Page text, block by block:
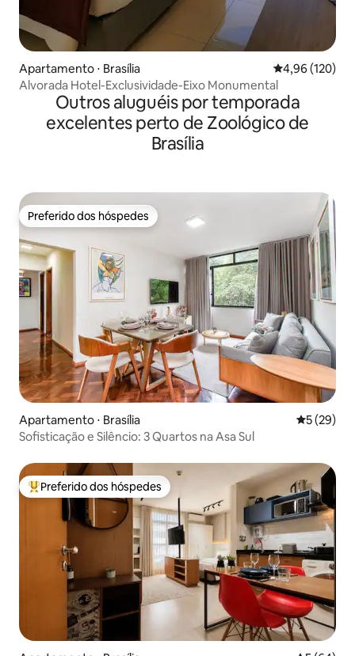
Apartamento ⋅ Brasília 4,96 de uma
4,96 (120)
Alvorada Hotel-Exclusividade-Eixo Monumental
Outros aluguéis por temporada
excelentes perto de Zoológico de
Brasília
Preferido dos hóspedes
Preferido dos hóspedes
Apartamento ⋅ Brasília 5 de uma
5 (29)
Sofisticação e Silêncio: 3 Quartos na Asa Sul
Entre os melhores preferidos dos hóspedes
Preferido dos hóspedes